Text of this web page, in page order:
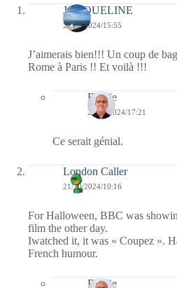
JACQUELINE
21/10/2024/15:55
J’aimerais bien!!! Un coup de
Rome à Paris !! Et voilà !!!
Bernie
21/10/2024/17:21
Ce serait génial.
London Caller
21/10/2024/10:16
For Halloween, BBC was
film the other day.
Iwatched it, it was « Coupez ».
French humour.
Bernie